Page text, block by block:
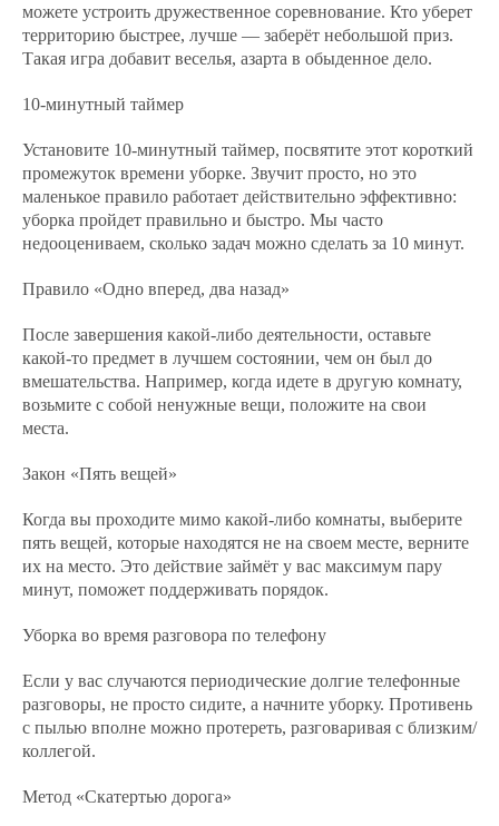
можете устроить дружественное соревнование. Кто уберет
территорию быстрее, лучше — заберёт небольшой приз.
Такая игра добавит веселья, азарта в обыденное дело.
10-минутный таймер
Установите 10-минутный таймер, посвятите этот короткий
промежуток времени уборке. Звучит просто, но это
маленькое правило работает действительно эффективно:
уборка пройдет правильно и быстро. Мы часто
недооцениваем, сколько задач можно сделать за 10 минут.
Правило «Одно вперед, два назад»
После завершения какой-либо деятельности, оставьте
какой-то предмет в лучшем состоянии, чем он был до
вмешательства. Например, когда идете в другую комнату,
возьмите с собой ненужные вещи, положите на свои
места.
Закон «Пять вещей»
Когда вы проходите мимо какой-либо комнаты, выберите
пять вещей, которые находятся не на своем месте, верните
их на место. Это действие займёт у вас максимум пару
минут, поможет поддерживать порядок.
Уборка во время разговора по телефону
Если у вас случаются периодические долгие телефонные
разговоры, не просто сидите, а начните уборку. Противень
с пылью вполне можно протереть, разговаривая с близким/
коллегой.
Метод «Скатертью дорога»